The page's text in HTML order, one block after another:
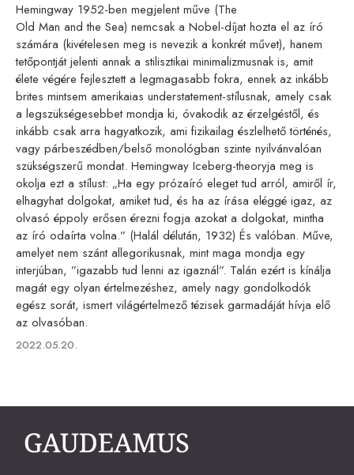
Hemingway 1952-ben megjelent műve (The
Old Man and the Sea) nemcsak a Nobel-díjat hozta el az író
számára (kivételesen meg is nevezik a konkrét művet), hanem
tetőpontját jelenti annak a stilisztikai minimalizmusnak is, amit
élete végére fejlesztett a legmagasabb fokra, ennek az inkább
brites mintsem amerikaias understatement-stílusnak, amely csak
a legszükségesebbet mondja ki, óvakodik az érzelgéstől, és
inkább csak arra hagyatkozik, ami fizikailag észlelhető történés,
vagy párbeszédben/belső monológban szinte nyilvánvalóan
szükségszerű mondat. Hemingway Iceberg-theoryja meg is
okolja ezt a stílust: „Ha egy prózaíró eleget tud arról, amiről ír,
elhagyhat dolgokat, amiket tud, és ha az írása eléggé igaz, az
olvasó éppoly erősen érezni fogja azokat a dolgokat, mintha
az író odaírta volna.” (Halál délután, 1932) És valóban. Műve,
amelyet nem szánt allegorikusnak, mint maga mondja egy
interjúban, ”igazabb tud lenni az igaznál”. Talán ezért is kínálja
magát egy olyan értelmezéshez, amely nagy gondolkodók
egész sorát, ismert világértelmező tézisek garmadáját hívja elő
az olvasóban.
Published
2022.05.20.